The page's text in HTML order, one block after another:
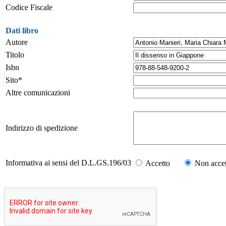
Codice Fiscale
Dati libro
Autore
Titolo
Isbn
Sito*
Altre comunicazioni
Indirizzo di spedizione
Informativa ai sensi del D.L.GS.196/03 Accetto Non